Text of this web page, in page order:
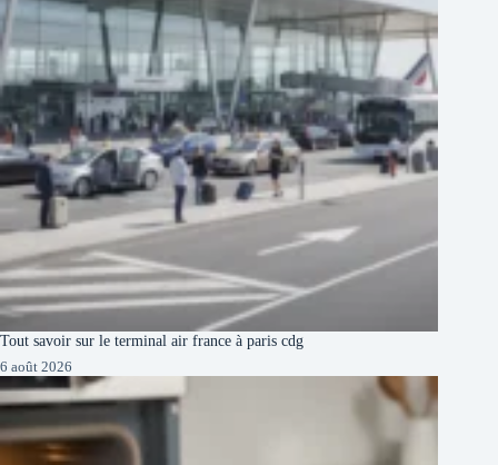
Tout savoir sur le terminal air france à paris cdg
6 août 2026